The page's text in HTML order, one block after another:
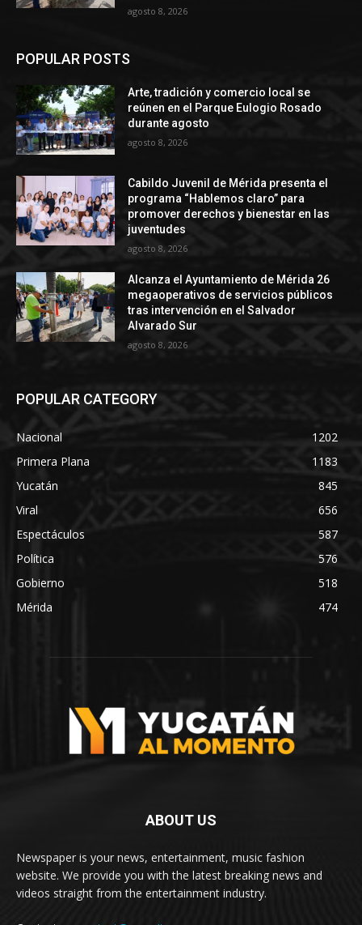
agosto 8, 2026
POPULAR POSTS
Arte, tradición y comercio local se
reúnen en el Parque Eulogio Rosado
durante agosto
agosto 8, 2026
Cabildo Juvenil de Mérida presenta el
programa “Hablemos claro” para
promover derechos y bienestar en las
juventudes
agosto 8, 2026
Alcanza el Ayuntamiento de Mérida 26
megaoperativos de servicios públicos
tras intervención en el Salvador
Alvarado Sur
agosto 8, 2026
POPULAR CATEGORY
Nacional
1202
Primera Plana
1183
Yucatán
845
Viral
656
Espectáculos
587
Política
576
Gobierno
518
Mérida
474
ABOUT US
Newspaper is your news, entertainment, music fashion
website. We provide you with the latest breaking news and
videos straight from the entertainment industry.